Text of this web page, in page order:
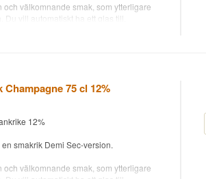
välkomnande smak, som ytterligare
vill automatiskt ha ett glas till.
75 cl 12%
12%
smakrik Demi Sec-version.
välkomnande smak, som ytterligare